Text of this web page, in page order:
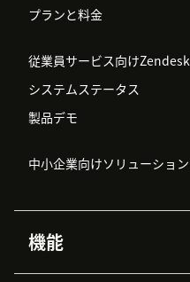
プランと料金
従業員サービス向けZendesk
システムステータス
製品デモ
中小企業向けソリューション
機能